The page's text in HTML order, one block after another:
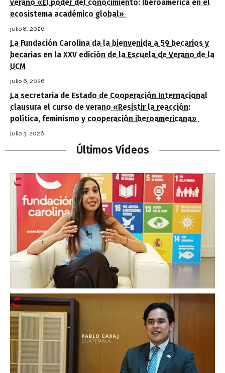
verano «El poder del conocimiento: Iberoamérica en el
ecosistema académico global»
julio 8, 2026
La Fundación Carolina da la bienvenida a 59 becarios y
becarias en la XXV edición de la Escuela de Verano de la
UCM
julio 6, 2026
La secretaria de Estado de Cooperación Internacional
clausura el curso de verano «Resistir la reacción:
política, feminismo y cooperación iberoamericana»
julio 3, 2026
Últimos Vídeos